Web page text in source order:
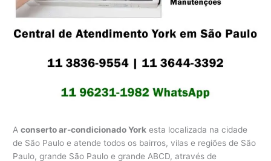
Aconserto ar-condicionado York esta localizada na cidade
de São Paulo e atende todos os bairros, vilas e regiões de São
Paulo, grande São Paulo e grande ABCD, através de